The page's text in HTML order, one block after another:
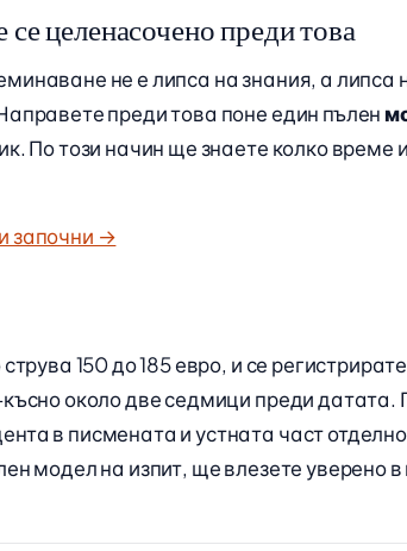
целенасочено преди това
не е липса на знания, а липса
преди това поне един пълен
По този начин ще знаете колко време
започни →
150 до 185 евро, и се
около две седмици преди датата.
в писмената и устната част
модел на изпит, ще влезете уверено в